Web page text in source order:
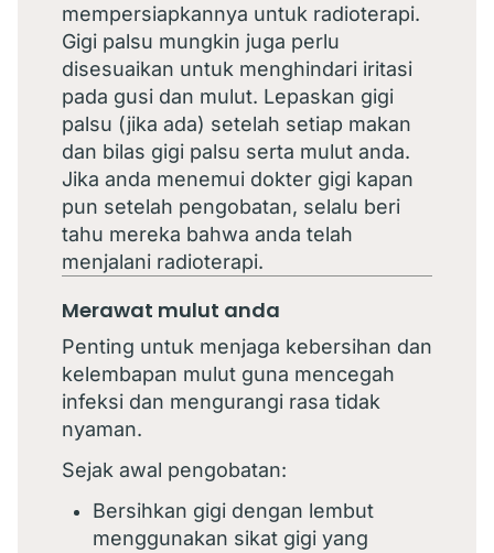
mempersiapkannya untuk radioterapi.
Gigi palsu mungkin juga perlu
disesuaikan untuk menghindari iritasi
pada gusi dan mulut. Lepaskan gigi
palsu (jika ada) setelah setiap makan
dan bilas gigi palsu serta mulut anda.
Jika anda menemui dokter gigi kapan
pun setelah pengobatan, selalu beri
tahu mereka bahwa anda telah
menjalani radioterapi.
Merawat mulut anda
Penting untuk menjaga kebersihan dan
kelembapan mulut guna mencegah
infeksi dan mengurangi rasa tidak
nyaman.
Sejak awal pengobatan:
Bersihkan gigi dengan lembut
menggunakan sikat gigi yang